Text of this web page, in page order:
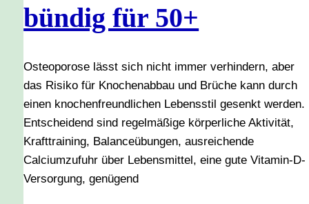
bündig für 50+
Osteoporose lässt sich nicht immer verhindern, aber
das Risiko für Knochenabbau und Brüche kann durch
einen knochenfreundlichen Lebensstil gesenkt werden.
Entscheidend sind regelmäßige körperliche Aktivität,
Krafttraining, Balanceübungen, ausreichende
Calciumzufuhr über Lebensmittel, eine gute Vitamin-D-
Versorgung, genügend